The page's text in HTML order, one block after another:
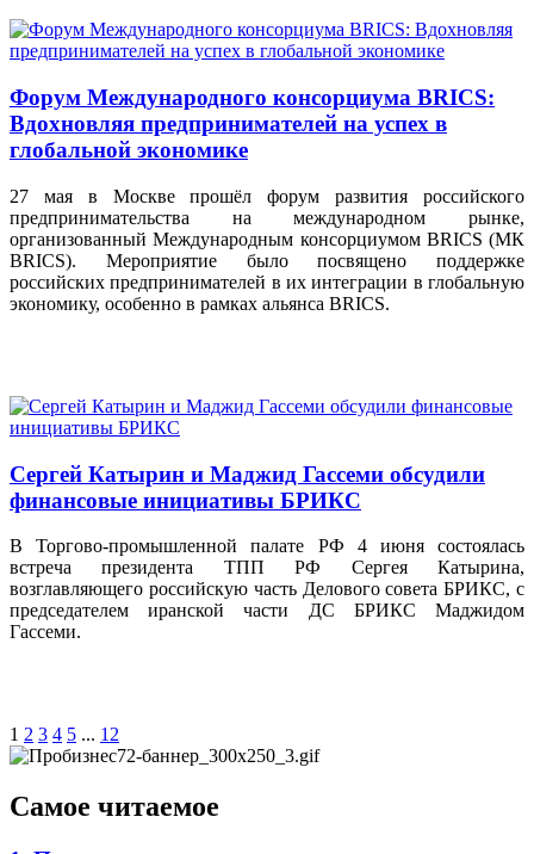
Форум Международного консорциума BRICS:
Вдохновляя предпринимателей на успех в
глобальной экономике
27 мая в Москве прошёл форум развития российского
предпринимательства на международном рынке,
организованный Международным консорциумом BRICS (МК
BRICS). Мероприятие было посвящено поддержке
российских предпринимателей в их интеграции в глобальную
экономику, особенно в рамках альянса BRICS.
Сергей Катырин и Маджид Гассеми обсудили
финансовые инициативы БРИКС
В Торгово-промышленной палате РФ 4 июня состоялась
встреча президента ТПП РФ Сергея Катырина,
возглавляющего российскую часть Делового совета БРИКС, с
председателем иранской части ДС БРИКС Маджидом
Гассеми.
1 2 3 4 5 ... 12
Самое читаемое